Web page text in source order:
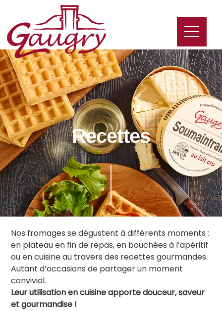
Recettes
Nos fromages se dégustent à différents moments :
en plateau en fin de repas, en bouchées à l’apéritif
ou en cuisine au travers des recettes gourmandes.
Autant d’occasions de partager un moment
convivial.
Leur utilisation en cuisine apporte douceur, saveur
et gourmandise !